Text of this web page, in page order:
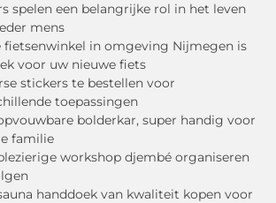
spelen een belangrijke rol in het leven
mens
fietsenwinkel in omgeving Nijmegen is
voor uw nieuwe fiets
stickers te bestellen voor
toepassingen
bolderkar, super handig voor
familie
workshop djembé organiseren
handdoek van kwaliteit kopen voor